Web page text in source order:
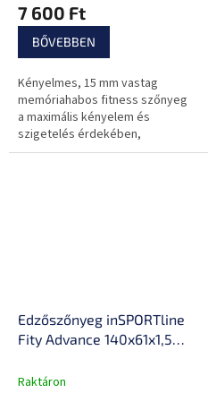
7 600 Ft
BŐVEBBEN
Kényelmes, 15 mm vastag
memóriahabos fitness szőnyeg
a maximális kényelem és
szigetelés érdekében,
csúszásmentes felület a
Edzőszőnyeg inSPORTline
Fity Advance 140x61x1,5
anyag, izzadság- és
Raktáron